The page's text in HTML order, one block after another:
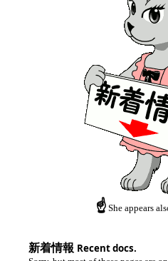
☝ She appears
新着情報 Recent docs.